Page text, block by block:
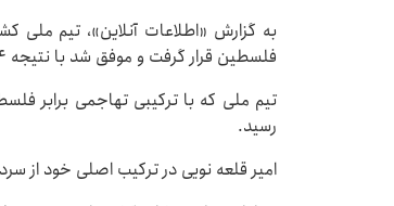
فلسطین قرار گرفت و موفق شد با نتیجه ۴ بر یک به پیروزی برسد.
رسید.
امیر قلعه نویی در ترکیب اصلی خود از